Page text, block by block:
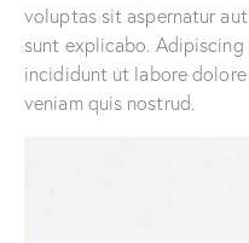
voluptas sit aspernatur
sunt explicabo.
incididunt ut labore
veniam quis nostrud.